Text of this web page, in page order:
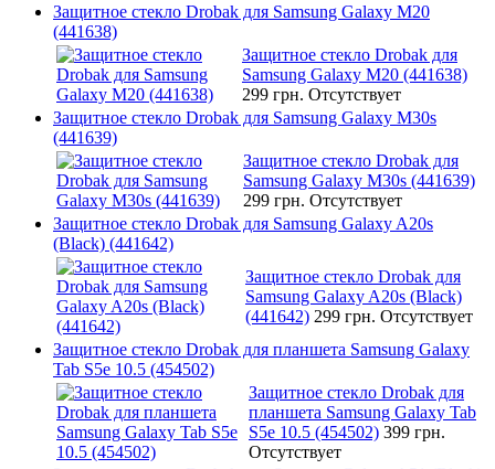
Защитное стекло Drobak для Samsung Galaxy M20
(441638)
Защитное стекло Drobak для
Samsung Galaxy M20 (441638)
299 грн. Отсутствует
Защитное стекло Drobak для Samsung Galaxy M30s
(441639)
Защитное стекло Drobak для
Samsung Galaxy M30s (441639)
299 грн. Отсутствует
Защитное стекло Drobak для Samsung Galaxy A20s
(Black) (441642)
Защитное стекло Drobak для
Samsung Galaxy A20s (Black)
(441642) 299 грн. Отсутствует
Защитное стекло Drobak для планшета Samsung Galaxy
Tab S5e 10.5 (454502)
Защитное стекло Drobak для
планшета Samsung Galaxy Tab
S5e 10.5 (454502) 399 грн.
Отсутствует